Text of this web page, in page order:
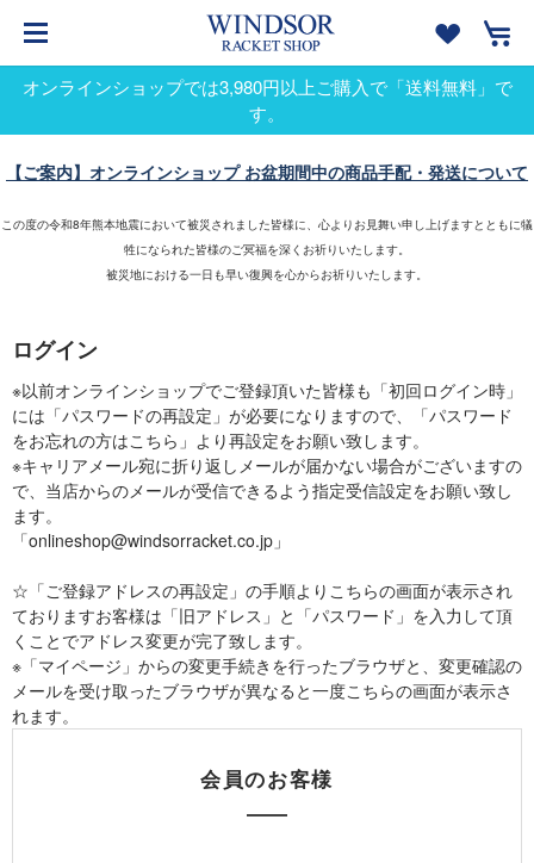
オンラインショップでは3,980円以上ご購入で「送料無料」で
す。
【ご案内】オンラインショップ お盆期間中の商品手配・発送について
この度の令和8年熊本地震において被災されました皆様に、心よりお見舞い申し上げますとともに犠
牲になられた皆様のご冥福を深くお祈りいたします。
被災地における一日も早い復興を心からお祈りいたします。
ログイン
※以前オンラインショップでご登録頂いた皆様も「初回ログイン時」
には「パスワードの再設定」が必要になりますので、「パスワード
をお忘れの方はこちら」より再設定をお願い致します。
※キャリアメール宛に折り返しメールが届かない場合がございますの
で、当店からのメールが受信できるよう指定受信設定をお願い致し
ます。
「onlineshop@windsorracket.co.jp」
☆「ご登録アドレスの再設定」の手順よりこちらの画面が表示され
ておりますお客様は「旧アドレス」と「パスワード」を入力して頂
くことでアドレス変更が完了致します。
※「マイページ」からの変更手続きを行ったブラウザと、変更確認の
メールを受け取ったブラウザが異なると一度こちらの画面が表示さ
れます。
会員のお客様